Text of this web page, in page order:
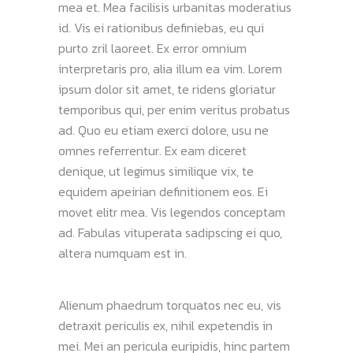
mea et. Mea facilisis urbanitas moderatius
id. Vis ei rationibus definiebas, eu qui
purto zril laoreet. Ex error omnium
interpretaris pro, alia illum ea vim. Lorem
ipsum dolor sit amet, te ridens gloriatur
temporibus qui, per enim veritus probatus
ad. Quo eu etiam exerci dolore, usu ne
omnes referrentur. Ex eam diceret
denique, ut legimus similique vix, te
equidem apeirian definitionem eos. Ei
movet elitr mea. Vis legendos conceptam
ad. Fabulas vituperata sadipscing ei quo,
altera numquam est in.
Alienum phaedrum torquatos nec eu, vis
detraxit periculis ex, nihil expetendis in
mei. Mei an pericula euripidis, hinc partem